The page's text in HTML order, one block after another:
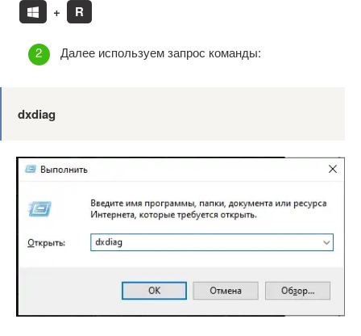
+ R
Далее используем запрос команды:
dxdiag